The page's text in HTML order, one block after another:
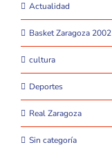
Actualidad
Basket Zaragoza 2002
cultura
Deportes
Real Zaragoza
Sin categoría